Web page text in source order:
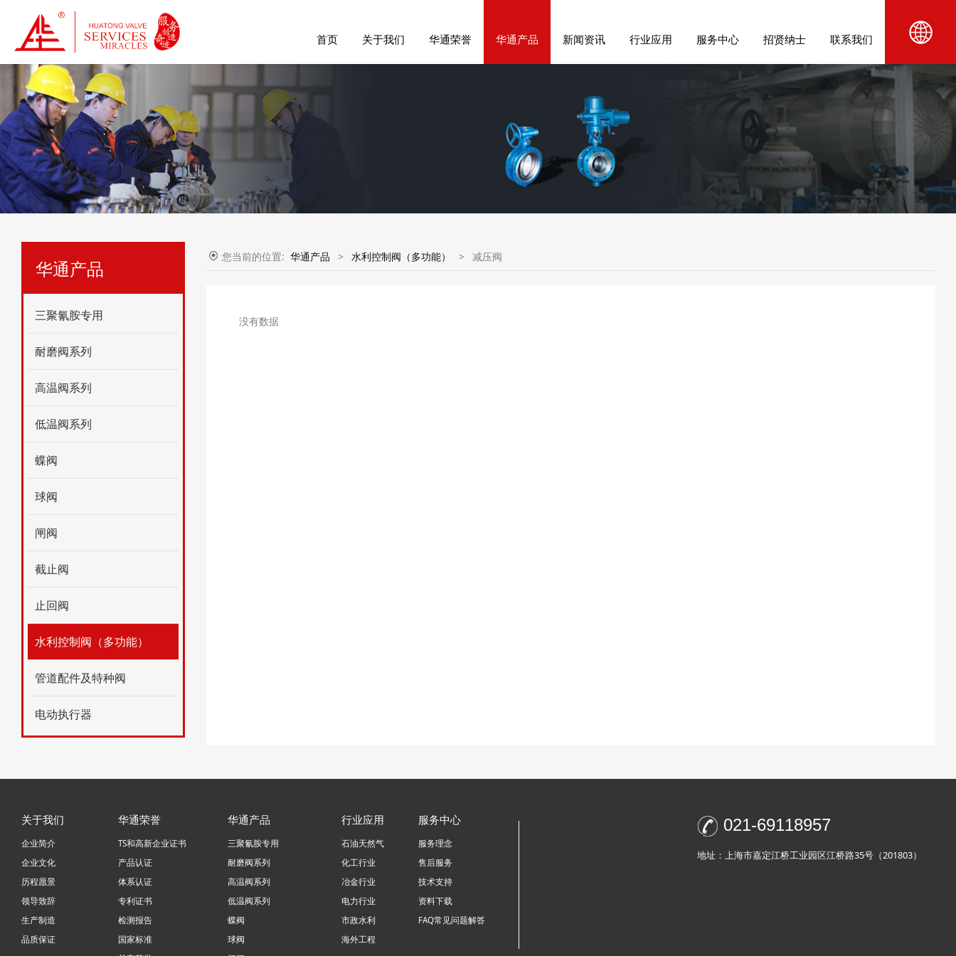
首页 关于我们 华通荣誉 华通产品 新闻资讯 行业应用 服务中心 招贤纳士 联系我们
华通产品
三聚氰胺专用
耐磨阀系列
高温阀系列
低温阀系列
蝶阀
球阀
闸阀
截止阀
止回阀
水利控制阀（多功能）
管道配件及特种阀
电动执行器
您当前的位置: 华通产品 > 水利控制阀（多功能） > 减压阀
没有数据
关于我们
企业简介
企业文化
历程愿景
领导致辞
生产制造
品质保证
华通荣誉
TS和高新企业证书
产品认证
体系认证
专利证书
检测报告
国家标准
华通产品
三聚氰胺专用
耐磨阀系列
高温阀系列
低温阀系列
蝶阀
球阀
行业应用
石油天然气
化工行业
冶金行业
电力行业
市政水利
海外工程
服务中心
服务理念
售后服务
技术支持
资料下载
FAQ常见问题解答
021-69118957
地址：上海市嘉定江桥工业园区江桥路35号（201803）